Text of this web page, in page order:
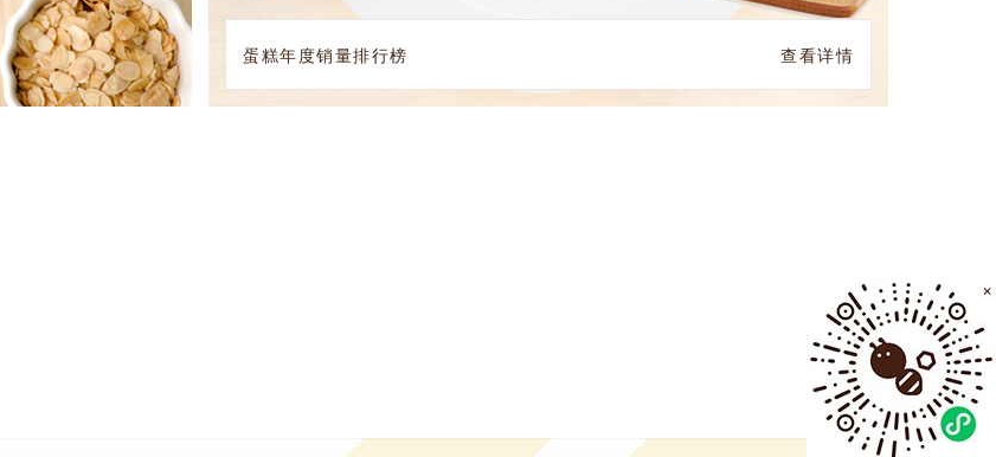
蛋糕年度销量排行榜 查看详情
×